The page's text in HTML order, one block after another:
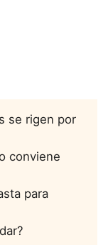
se rigen por
conviene
para